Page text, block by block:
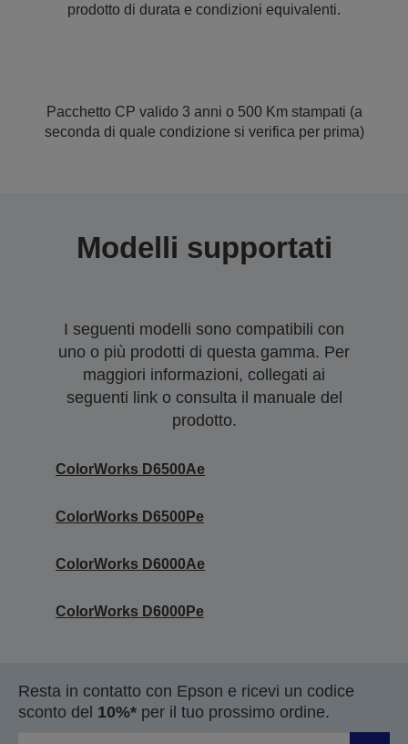
prodotto di durata e condizioni equivalenti.
Pacchetto CP valido 3 anni o 500 Km stampati (a
seconda di quale condizione si verifica per prima)
Modelli supportati
I seguenti modelli sono compatibili con
uno o più prodotti di questa gamma. Per
maggiori informazioni, collegati ai
seguenti link o consulta il manuale del
prodotto.
ColorWorks D6500Ae
ColorWorks D6500Pe
ColorWorks D6000Ae
ColorWorks D6000Pe
Resta in contatto con Epson e ricevi un codice
sconto del 10%* per il tuo prossimo ordine.